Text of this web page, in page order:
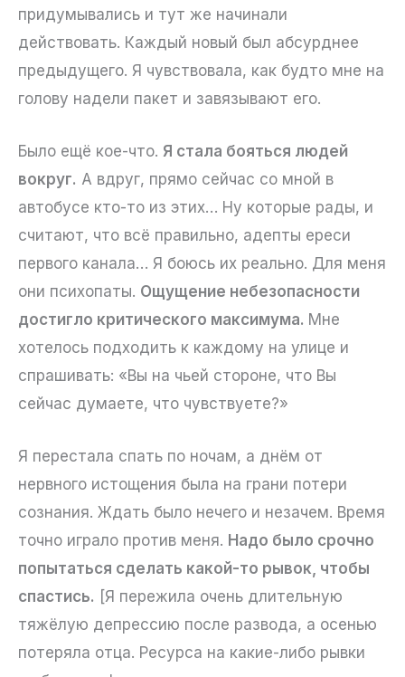
придумывались и тут же начинали
действовать. Каждый новый был абсурднее
предыдущего. Я чувствовала, как будто мне на
голову надели пакет и завязывают его.
Было ещё кое-что. Я стала бояться людей
вокруг. А вдруг, прямо сейчас со мной в
автобусе кто-то из этих… Ну которые рады, и
считают, что всё правильно, адепты ереси
первого канала… Я боюсь их реально. Для меня
они психопаты. Ощущение небезопасности
достигло критического максимума. Мне
хотелось подходить к каждому на улице и
спрашивать: «Вы на чьей стороне, что Вы
сейчас думаете, что чувствуете?»
Я перестала спать по ночам, а днём от
нервного истощения была на грани потери
сознания. Ждать было нечего и незачем. Время
точно играло против меня. Надо было срочно
попытаться сделать какой-то рывок, чтобы
спастись. [Я пережила очень длительную
тяжёлую депрессию после развода, а осенью
потеряла отца. Ресурса на какие-либо рывки